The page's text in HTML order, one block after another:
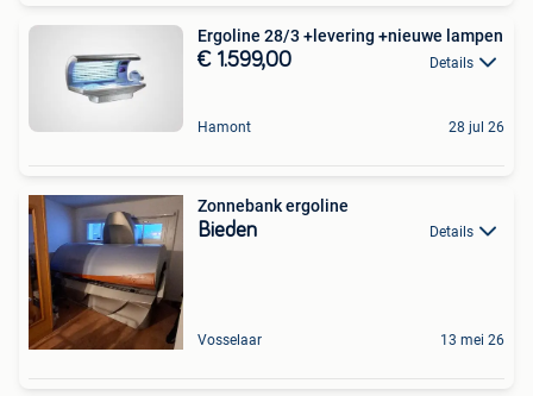
Ergoline 28/3 +levering +nieuwe lampen
€ 1.599,00 Details
Hamont 28 jul 26
Zonnebank ergoline
Bieden Details
Vosselaar 13 mei 26